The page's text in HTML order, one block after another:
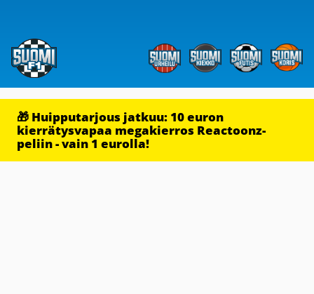
🎁 Huipputarjous jatkuu: 10 euron
kierrätysvapaa megakierros Reactoonz-
peliin - vain 1 eurolla!